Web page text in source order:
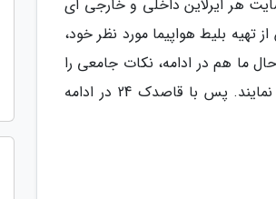
هر ایرلاین داخلی و خارجی ای
بلیط هواپیما مورد نظر خود،
ما هم در ادامه، نکات جامعی را
در این زمینه بیان می کنیم که می توانند به شما در آماده سازی چمدان سفرتان یاری نمایند. پس با قاصدک 24 در ادامه